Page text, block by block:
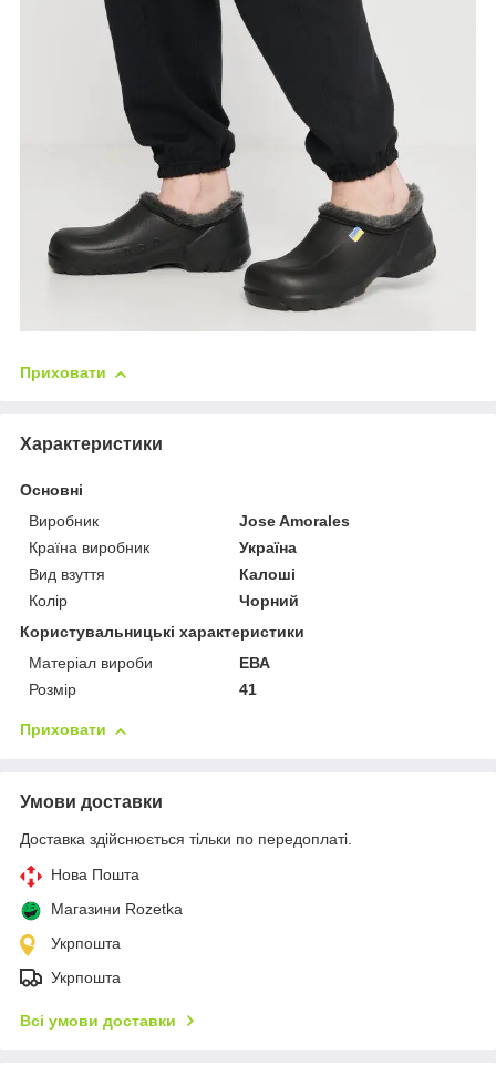
Приховати
Характеристики
Основні
Виробник
Jose Amorales
Країна виробник
Україна
Вид взуття
Калоші
Колір
Чорний
Користувальницькі характеристики
Матеріал вироби
ЕВА
Розмір
41
Приховати
Умови доставки
Доставка здійснюється тільки по передоплаті.
Нова Пошта
Магазини Rozetka
Укрпошта
Укрпошта
Всі умови доставки